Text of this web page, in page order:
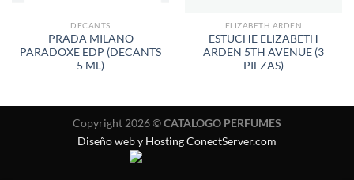
DECANTS
PRADA MILANO
PARADOXE EDP (DECANTS
5 ML)
ELIZABETH ARDEN
ESTUCHE ELIZABETH
ARDEN 5TH AVENUE (3
PIEZAS)
Copyright 2026 ©CATALOGO PERFUMES
Diseño web y Hosting ConectServer.com